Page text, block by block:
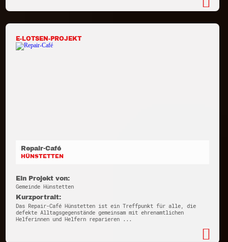
E-LOTSEN-PROJEKT
Repair-Café
HÜNSTETTEN
Ein Projekt von:
Gemeinde Hünstetten
Kurzportrait:
Das Repair-Café Hünstetten ist ein Treffpunkt für alle, die
defekte Alltagsgegenstände gemeinsam mit ehrenamtlichen
Helferinnen und Helfern reparieren ...